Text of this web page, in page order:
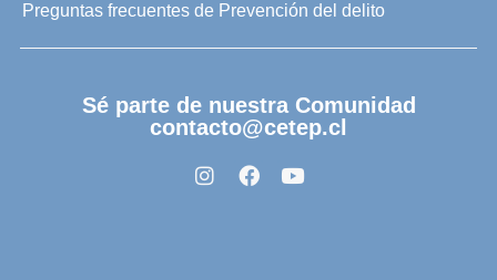
Preguntas frecuentes de Prevención del delito
Sé parte de nuestra Comunidad
contacto@cetep.cl